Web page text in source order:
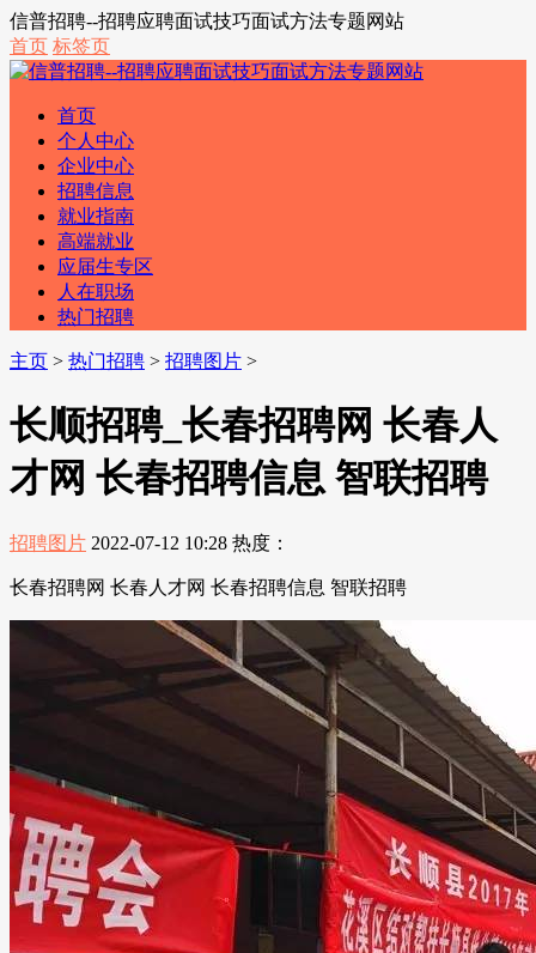
信普招聘--招聘应聘面试技巧面试方法专题网站
首页 标签页
首页
个人中心
企业中心
招聘信息
就业指南
高端就业
应届生专区
人在职场
热门招聘
主页 > 热门招聘 > 招聘图片 >
长顺招聘_长春招聘网 长春人
才网 长春招聘信息 智联招聘
招聘图片 2022-07-12 10:28 热度：
长春招聘网 长春人才网 长春招聘信息 智联招聘